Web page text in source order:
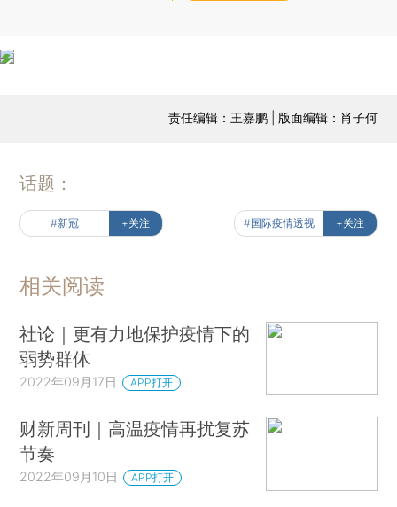
责任编辑：王嘉鹏 | 版面编辑：肖子何
话题：
#新冠 +关注 #国际疫情透视 +关注
相关阅读
社论｜更有力地保护疫情下的
弱势群体
2022年09月17日 APP打开
财新周刊｜高温疫情再扰复苏
节奏
2022年09月10日 APP打开